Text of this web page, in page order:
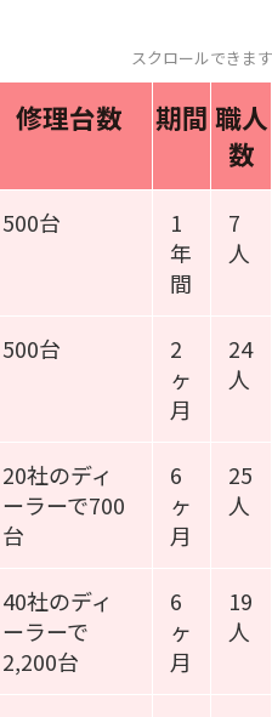
スクロールできます
修理台数 期間 職人
数
500台
1
年
間
7
人
500台
2
ヶ
月
24
人
20社のディ
ーラーで700
台
6
ヶ
月
25
人
40社のディ
ーラーで
2,200台
6
ヶ
月
19
人